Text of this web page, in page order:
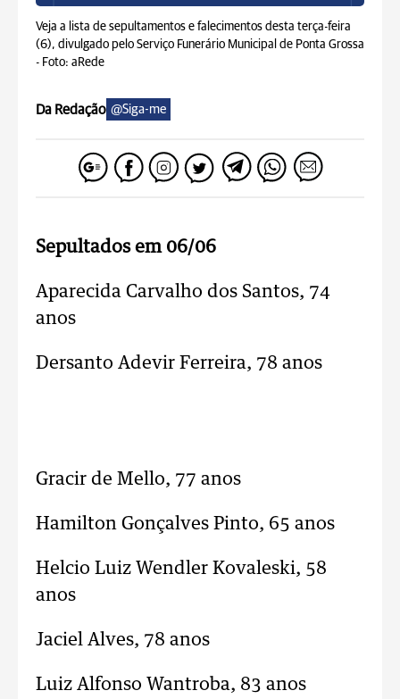
Veja a lista de sepultamentos e falecimentos desta terça-feira
(6), divulgado pelo Serviço Funerário Municipal de Ponta Grossa
- Foto: aRede
Da Redação @Siga-me
Sepultados em 06/06
Aparecida Carvalho dos Santos, 74
anos
Dersanto Adevir Ferreira, 78 anos
Gracir de Mello, 77 anos
Hamilton Gonçalves Pinto, 65 anos
Helcio Luiz Wendler Kovaleski, 58
anos
Jaciel Alves, 78 anos
Luiz Alfonso Wantroba, 83 anos